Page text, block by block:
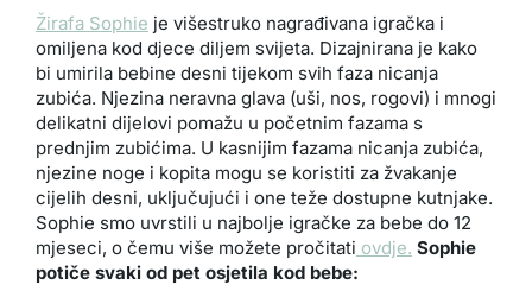
Žirafa Sophie je višestruko nagrađivana igračka i
omiljena kod djece diljem svijeta. Dizajnirana je kako
bi umirila bebine desni tijekom svih faza nicanja
zubića. Njezina neravna glava (uši, nos, rogovi) i mnogi
delikatni dijelovi pomažu u početnim fazama s
prednjim zubićima. U kasnijim fazama nicanja zubića,
njezine noge i kopita mogu se koristiti za žvakanje
cijelih desni, uključujući i one teže dostupne kutnjake.
Sophie smo uvrstili u najbolje igračke za bebe do 12
mjeseci, o čemu više možete pročitati ovdje. Sophie
potiče svaki od pet osjetila kod bebe: